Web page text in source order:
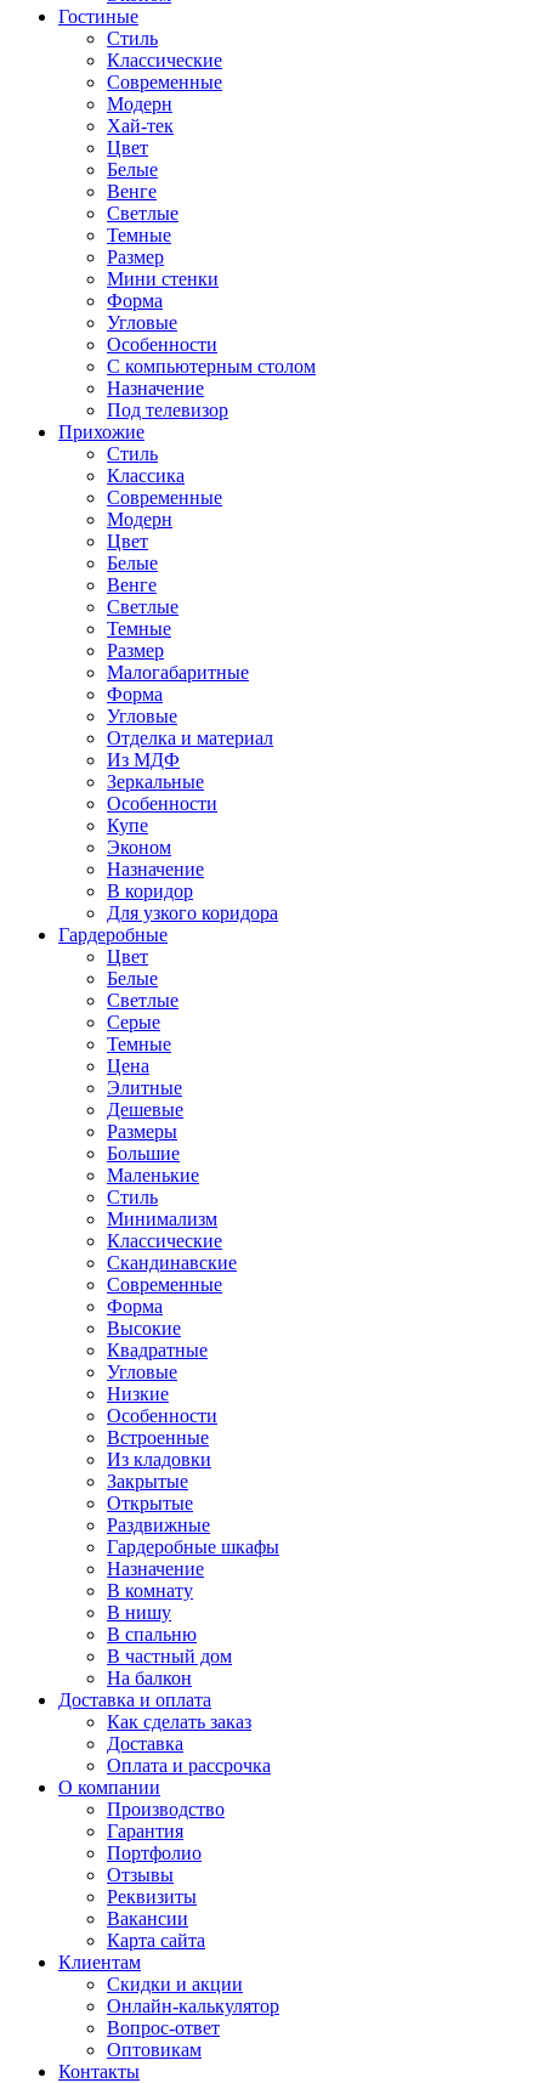
Гостиные
Стиль
Классические
Современные
Модерн
Хай-тек
Цвет
Белые
Венге
Светлые
Темные
Размер
Мини стенки
Форма
Угловые
Особенности
С компьютерным столом
Назначение
Под телевизор
Прихожие
Стиль
Классика
Современные
Модерн
Цвет
Белые
Венге
Светлые
Темные
Размер
Малогабаритные
Форма
Угловые
Отделка и материал
Из МДФ
Зеркальные
Особенности
Купе
Эконом
Назначение
В коридор
Для узкого коридора
Гардеробные
Цвет
Белые
Светлые
Серые
Темные
Цена
Элитные
Дешевые
Размеры
Большие
Маленькие
Стиль
Минимализм
Классические
Скандинавские
Современные
Форма
Высокие
Квадратные
Угловые
Низкие
Особенности
Встроенные
Из кладовки
Закрытые
Открытые
Раздвижные
Гардеробные шкафы
Назначение
В комнату
В нишу
В спальню
В частный дом
На балкон
Доставка и оплата
Как сделать заказ
Доставка
Оплата и рассрочка
О компании
Производство
Гарантия
Портфолио
Отзывы
Реквизиты
Вакансии
Карта сайта
Клиентам
Скидки и акции
Онлайн-калькулятор
Вопрос-ответ
Оптовикам
Контакты